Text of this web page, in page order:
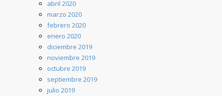
abril 2020
marzo 2020
febrero 2020
enero 2020
diciembre 2019
noviembre 2019
octubre 2019
septiembre 2019
julio 2019